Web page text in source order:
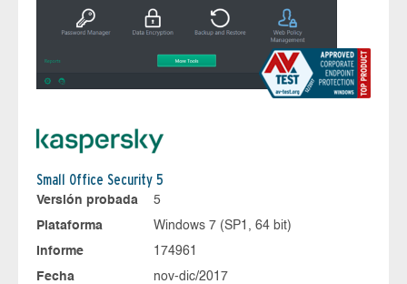
Small Office Security 5
Versión probada
5
Plataforma
Windows 7 (SP1, 64 bit)
Informe
174961
Fecha
nov-dic/2017